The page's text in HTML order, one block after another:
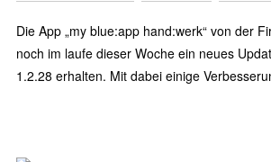
Die App „my blue:app hand:werk“ von der
noch im laufe dieser Woche ein neues
1.2.28 erhalten. Mit dabei einige